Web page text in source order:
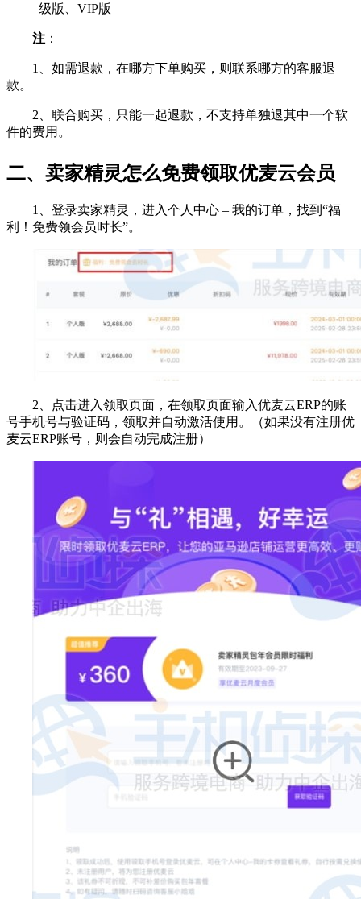
级版、VIP版
注 ：
1、如需退款，在哪方下单购买，则联系哪方的客服退
款。
2、联合购买，只能一起退款，不支持单独退其中一个软
件的费用。
二、卖家精灵怎么免费领取优麦云会员
1、登录卖家精灵，进入个人中心 – 我的订单，找到“福
利！免费领会员时长”。
2、点击进入领取页面，在领取页面输入优麦云ERP的账
号手机号与验证码，领取并自动激活使用。（如果没有注册优
麦云ERP账号，则会自动完成注册）